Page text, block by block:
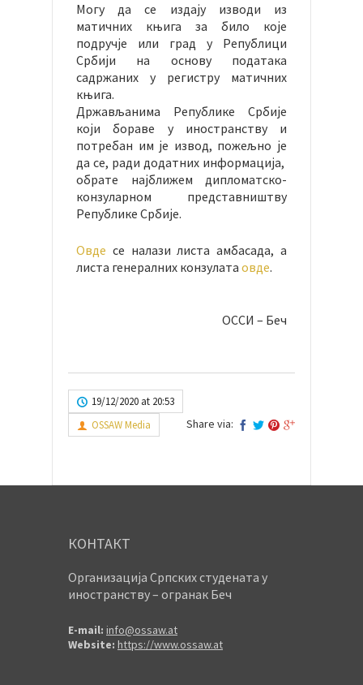
Могу да се издају изводи из
матичних књига за било које
подручје или град у Републици
Србији на основу података
садржаних у регистру матичних
књига.
Држављанима Републике Србије
који бораве у иностранству и
потребан им је извод, пожељно је
да се, ради додатних информација,
обрате најближем дипломатско-
конзуларном представништву
Републике Србије.
Овде се налази листа амбасада, а
листа генералних конзулата овде.
ОССИ – Беч
19/12/2020 at 20:53
OSSAW Media
Share via:
КОНТАКТ
Организација Српских студената у
иностранству – огранак Беч
E-mail: info@ossaw.at
Website: https://www.ossaw.at